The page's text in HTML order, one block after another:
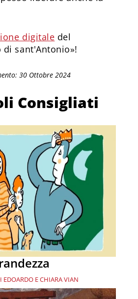
digitale del
di sant'Antonio»!
30 Ottobre 2024
Consigliati
EDOARDO E CHIARA VIAN